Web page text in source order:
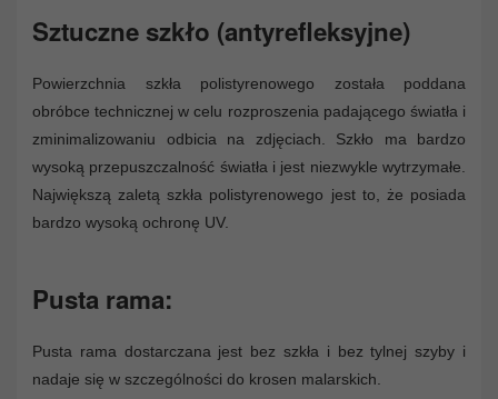
Sztuczne szkło (antyrefleksyjne)
Powierzchnia szkła polistyrenowego została poddana
obróbce technicznej w celu rozproszenia padającego światła i
zminimalizowaniu odbicia na zdjęciach. Szkło ma bardzo
wysoką przepuszczalność światła i jest niezwykle wytrzymałe.
Największą zaletą szkła polistyrenowego jest to, że posiada
bardzo wysoką ochronę UV.
Pusta rama:
Pusta rama dostarczana jest bez szkła i bez tylnej szyby i
nadaje się w szczególności do krosen malarskich.